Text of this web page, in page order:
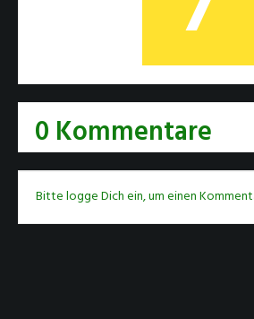
0 Kommentare
Bitte logge Dich ein, um einen